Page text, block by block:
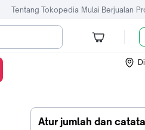
Tentang Tokopedia Mulai Berjualan
Atur jumlah dan